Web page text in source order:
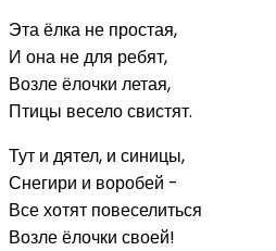
Эта ёлка не простая,
И она не для ребят,
Возле ёлочки летая,
Птицы весело свистят.
Тут и дятел, и синицы,
Снегири и воробей -
Все хотят повеселиться
Возле ёлочки своей!